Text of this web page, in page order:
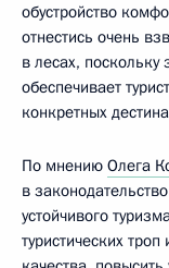
обустройство
отнестись очень
в лесах, поскольку
обеспечивает
конкретных
По мнению Олега
в
устойчивого
туристических